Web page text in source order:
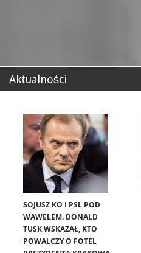
Aktualności
SOJUSZ KO I PSL POD
WAWELEM. DONALD
TUSK WSKAZAŁ, KTO
POWALCZY O FOTEL